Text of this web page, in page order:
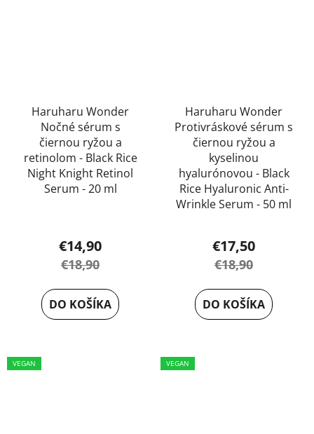
Haruharu Wonder
Nočné sérum s
čiernou ryžou a
retinolom - Black Rice
Night Knight Retinol
Serum - 20 ml
produktu
je
5,0
z
€14,90
€18,90
DO KOŠÍKA
Haruharu Wonder
Protivráskové sérum s
čiernou ryžou a
kyselinou
hyalurónovou - Black
Rice Hyaluronic Anti-
Wrinkle Serum - 50 ml
€17,50
€18,90
DO KOŠÍKA
VEGAN VEGAN